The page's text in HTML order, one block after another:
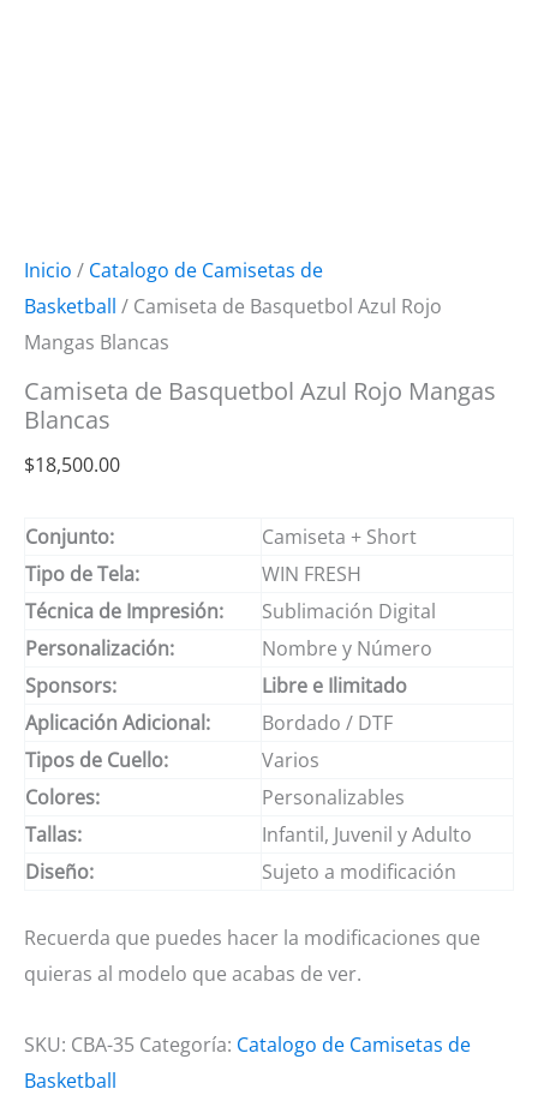
Inicio / Catalogo de Camisetas de
Basketball / Camiseta de Basquetbol Azul Rojo
Mangas Blancas
Camiseta de Basquetbol Azul Rojo Mangas
Blancas
$18,500.00
Conjunto:
Camiseta + Short
Tipo de Tela:
WIN FRESH
Técnica de Impresión:
Sublimación Digital
Personalización:
Nombre y Número
Sponsors:
Libre e Ilimitado
Aplicación Adicional:
Bordado / DTF
Tipos de Cuello:
Varios
Colores:
Personalizables
Tallas:
Infantil, Juvenil y Adulto
Diseño:
Sujeto a modificación
Recuerda que puedes hacer la modificaciones que
quieras al modelo que acabas de ver.
SKU: CBA-35 Categoría: Catalogo de Camisetas de
Basketball